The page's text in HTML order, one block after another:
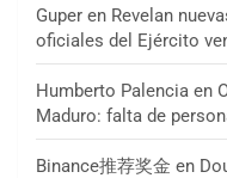
Guper en Revelan
oficiales del Ejército
Humberto Palencia en
Maduro: falta de
Binance推荐奖金 en